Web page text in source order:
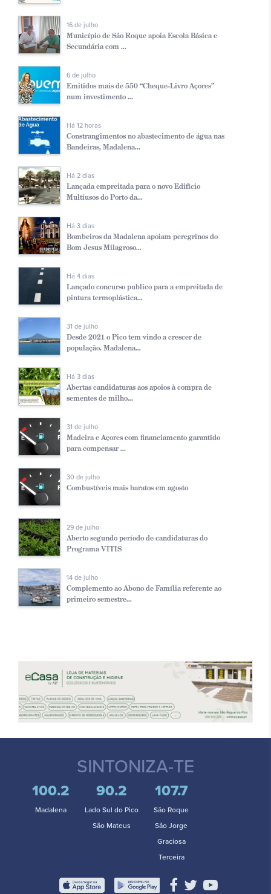
16 de julho
Município de São Roque apoia Escola Básica e
Secundária com ...
6 de julho
Emitidos mais de 550 “Cheque-Livro Açores”
num investimento ...
Há 12 horas
Constrangimentos no abastecimento de água nas
Bandeiras, Madalena...
Há 2 dias
Lançada empreitada para o novo Edifício
Multiusos do Porto da...
Há 3 dias
Bombeiros da Madalena apoiam peregrinos do
Bom Jesus Milagroso...
Há 4 dias
Lançado concurso publico para a empreitada de
pintura termoplástica...
31 de julho
Desde 2021 o Pico tem vindo a crescer de
população. Madalena...
Há 3 dias
Abertas candidaturas aos apoios à compra de
sementes de milho...
31 de julho
Madeira e Açores com financiamento garantido
para compensar ...
30 de julho
Combustíveis mais baratos em agosto
29 de julho
Aberto segundo período de candidaturas do
Programa VITIS
14 de julho
Complemento ao Abono de Família referente ao
primeiro semestre...
SINTONIZA-TE
100.2
Madalena
90.2
Lado Sul do Pico
São Mateus
107.7
São Roque
São Jorge
Graciosa
Terceira